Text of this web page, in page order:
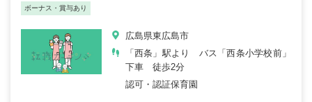
ボーナス・賞与あり
広島県東広島市
「西条」駅より バス「西条小学校前」
下車 徒歩2分
認可・認証保育園